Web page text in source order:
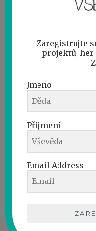
Není vděčnějších
podmořský svět.
zapomnětlivé
Zaregistrujte
projektů, her
Jmeno
Přijmení
Email Address